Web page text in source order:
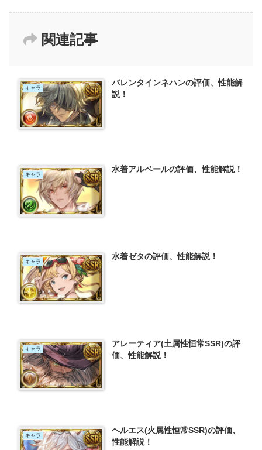
関連記事
キャラ
バレンタインネハンの評価、性能解
説！
キャラ
水着アルベールの評価、性能解説！
キャラ
水着ゼタの評価、性能解説！
キャラ
アレーティア(土属性恒常SSR)の評
価、性能解説！
キャラ
ヘルエス(火属性恒常SSR)の評価、
性能解説！